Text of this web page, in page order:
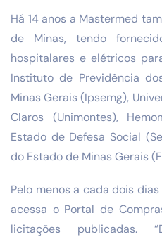
Há 14 anos a Mastermed
de Minas, tendo
hospitalares e elétricos
Instituto de Previdência
Minas Gerais (Ipsemg),
Claros (Unimontes),
Estado de Defesa Social
do Estado de Minas Gerais
Pelo menos a cada dois
acessa o Portal de
licitações publicadas.